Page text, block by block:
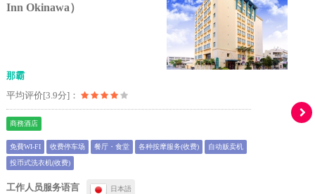
Inn Okinawa）
那霸
平均评价[3.9分]：
商務酒店
免費WI-FI 收费停车场 餐厅・食堂 各种按摩服务(收费) 自动贩卖机
投币式洗衣机(收费)
工作人员服务语言 日本語